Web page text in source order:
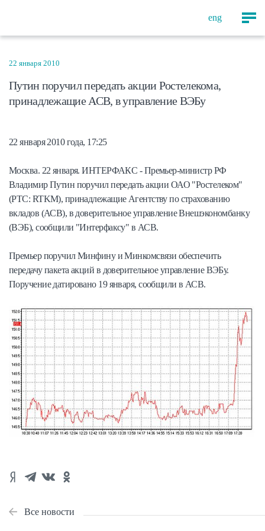
eng
22 января 2010
Путин поручил передать акции Ростелекома,
принадлежащие АСВ, в управление ВЭБу
22 января 2010 года, 17:25
Москва. 22 января. ИНТЕРФАКС - Премьер-министр РФ
Владимир Путин поручил передать акции ОАО "Ростелеком"
(РТС: RTKM), принадлежащие Агентству по страхованию
вкладов (АСВ), в доверительное управление Внешэкономбанку
(ВЭБ), сообщили "Интерфаксу" в АСВ.
Премьер поручил Минфину и Минкомсвязи обеспечить
передачу пакета акций в доверительное управление ВЭБу.
Поручение датировано 19 января, сообщили в АСВ.
Все новости